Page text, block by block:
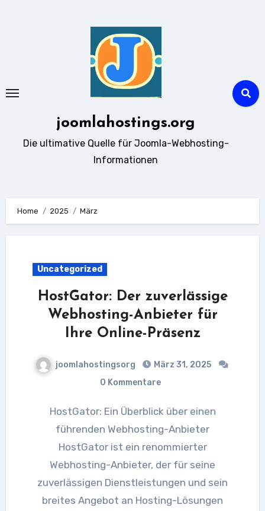
joomlahostings.org
Die ultimative Quelle für Joomla-Webhosting-
Informationen
Home 2025 März
Uncategorized
HostGator: Der zuverlässige
Webhosting-Anbieter für
Ihre Online-Präsenz
joomlahostingsorg
März 31, 2025
0 Kommentare
HostGator: Ein Überblick über einen
führenden Webhosting-Anbieter
HostGator ist ein renommierter
Webhosting-Anbieter, der für seine
zuverlässigen Dienstleistungen und sein
breites Angebot an Hosting-Lösungen